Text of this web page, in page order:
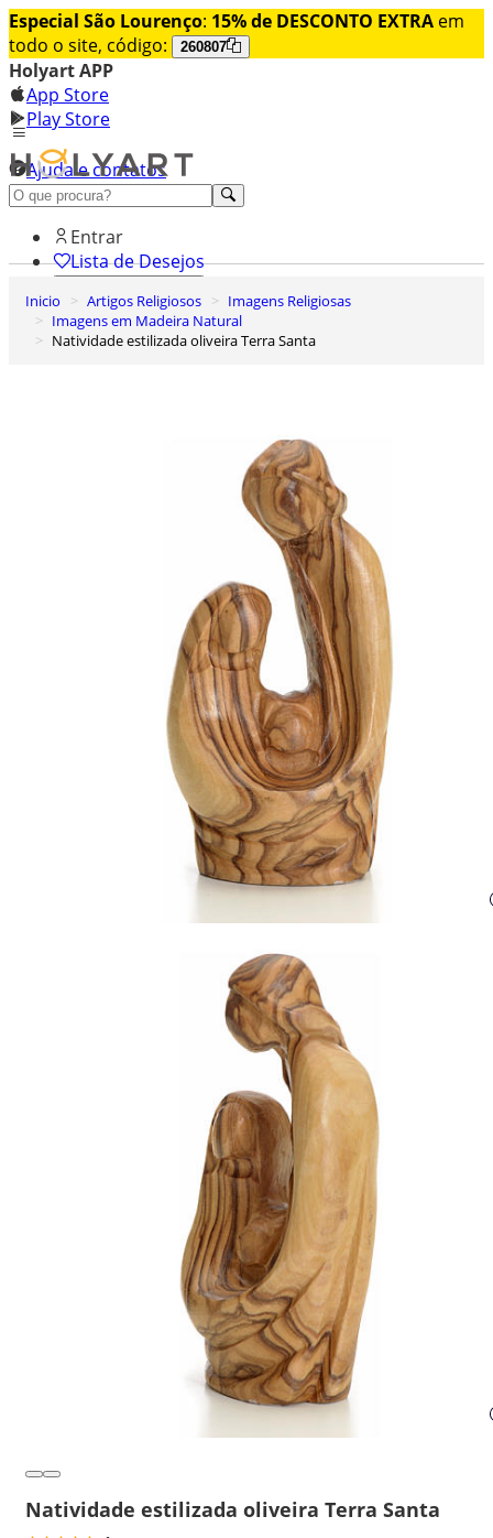
Especial São Lourenço: 15% de DESCONTO EXTRA em
todo o site, código:
260807
Holyart APP
App Store
Play Store
Ajuda e contatos
Conheça premium
Entrar
Lista de Desejos
0
Carrinho de Compras
Inicio Artigos Religiosos
Imagens Religiosas
Imagens em Madeira Natural
Natividade estilizada oliveira Terra Santa
Natividade estilizada oliveira Terra Santa